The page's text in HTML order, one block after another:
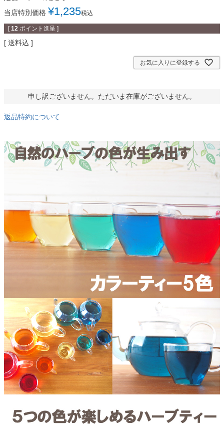
当店特別価格 ¥1,235税込
[ 12 ポイント進呈 ]
送料込
お気に入りに登録する
申し訳ございません。ただいま在庫がございません。
返品特約について